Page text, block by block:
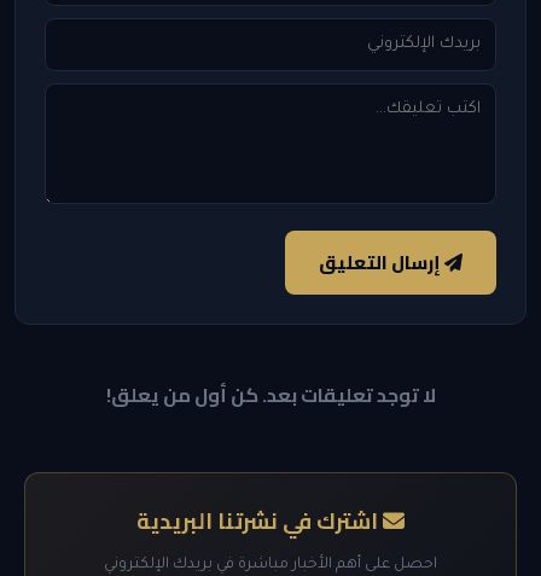
إرسال التعليق
لا توجد تعليقات بعد. كن أول من يعلق!
اشترك في نشرتنا البريدية
احصل على أهم الأخبار مباشرة في بريدك الإلكتروني